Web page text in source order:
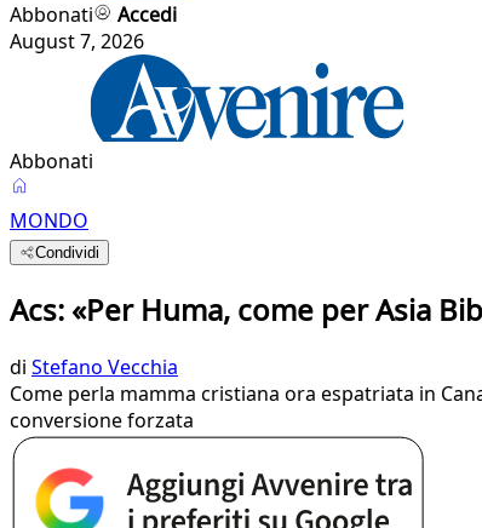
Abbonati
Accedi
August 7, 2026
Abbonati
MONDO
Condividi
Acs: «Per Huma, come per Asia
di Stefano Vecchia
Come perla mamma cristiana ora espatriata in
conversione forzata